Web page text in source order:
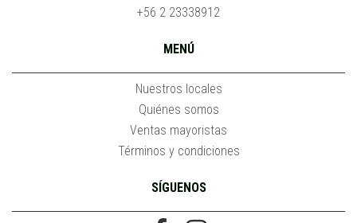
+56 2 23338912
MENÚ
Nuestros locales
Quiénes somos
Ventas mayoristas
Términos y condiciones
SÍGUENOS